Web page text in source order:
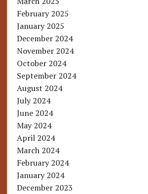
February 2025
January 2025
December 2024
November 2024
October 2024
September 2024
August 2024
July 2024
June 2024
May 2024
April 2024
March 2024
February 2024
January 2024
December 2023